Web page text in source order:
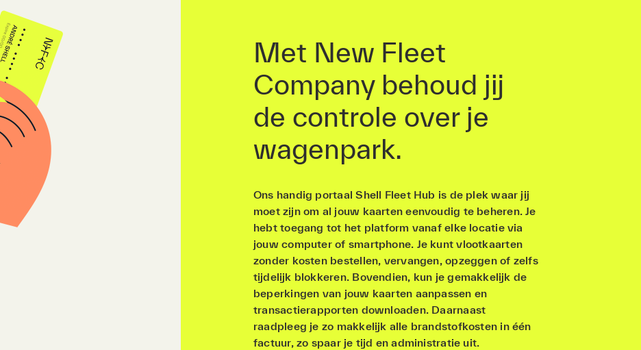
Met New Fleet
Company behoud jij
de controle over je
wagenpark.
Ons handig portaal Shell Fleet Hub is de plek waar jij
moet zijn om al jouw kaarten eenvoudig te beheren. Je
hebt toegang tot het platform vanaf elke locatie via
jouw computer of smartphone. Je kunt vlootkaarten
zonder kosten bestellen, vervangen, opzeggen of zelfs
tijdelijk blokkeren. Bovendien, kun je gemakkelijk de
beperkingen van jouw kaarten aanpassen en
transactierapporten downloaden. Daarnaast
raadpleeg je zo makkelijk alle brandstofkosten in één
factuur, zo spaar je tijd en administratie uit.